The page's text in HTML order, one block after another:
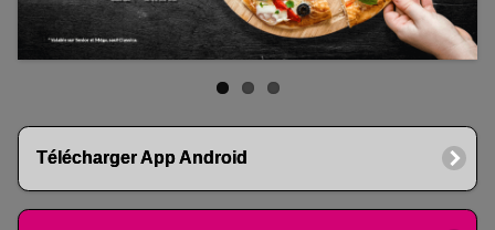
Télécharger App Android